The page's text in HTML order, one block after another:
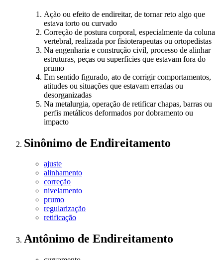
Ação ou efeito de endireitar, de tornar reto algo que
estava torto ou curvado
Correção de postura corporal, especialmente da coluna
vertebral, realizada por fisioterapeutas ou ortopedistas
Na engenharia e construção civil, processo de alinhar
estruturas, peças ou superfícies que estavam fora do
prumo
Em sentido figurado, ato de corrigir comportamentos,
atitudes ou situações que estavam erradas ou
desorganizadas
Na metalurgia, operação de retificar chapas, barras ou
perfis metálicos deformados por dobramento ou
impacto
Sinônimo de Endireitamento
ajuste
alinhamento
correção
nivelamento
prumo
regularização
retificação
Antônimo de Endireitamento